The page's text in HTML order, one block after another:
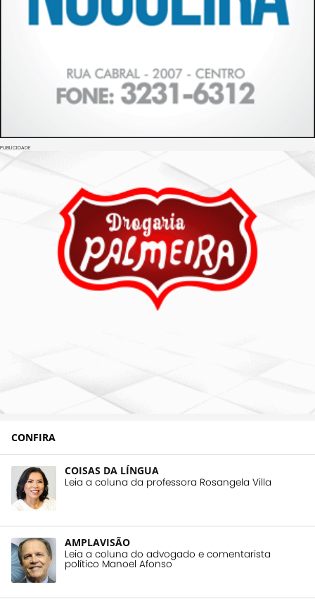
PUBLICIDADE
CONFIRA
COISAS DA LÍNGUA
Leia a coluna da professora Rosangela Villa
AMPLAVISÃO
Leia a coluna do advogado e comentarista
político Manoel Afonso